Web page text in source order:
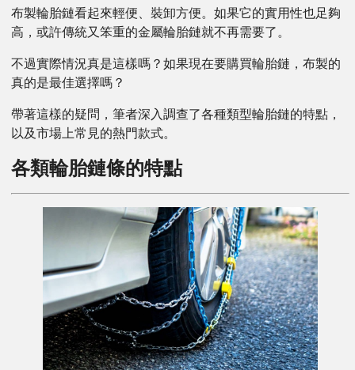
布製輪胎鏈看起來輕便、裝卸方便。如果它的實用性也足夠
高，或許傳統又笨重的金屬輪胎鏈就不再需要了。
不過實際情況真是這樣嗎？如果現在要購買輪胎鏈，布製的
真的是最佳選擇嗎？
帶著這樣的疑問，筆者深入調查了各種類型輪胎鏈的特點，
以及市場上常見的熱門款式。
各類輪胎鏈條的特點